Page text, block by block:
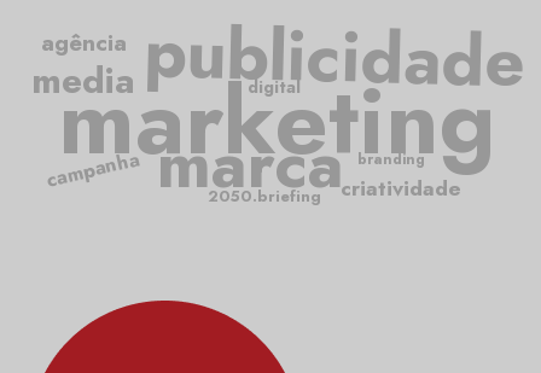
marketing
publicidade
marcacriatividade
campanha
media
agência
digital
2050.briefing
branding